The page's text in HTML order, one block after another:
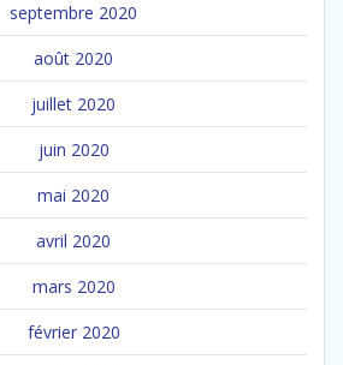
septembre 2020
août 2020
juillet 2020
juin 2020
mai 2020
avril 2020
mars 2020
février 2020